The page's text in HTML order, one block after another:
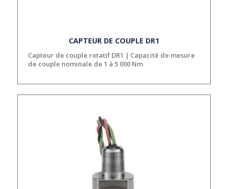
CAPTEUR DE COUPLE DR1
Capteur de couple rotatif DR1 | Capacité de mesure
de couple nominale de 1 à 5 000 Nm